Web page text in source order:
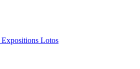
Expositions Lotos